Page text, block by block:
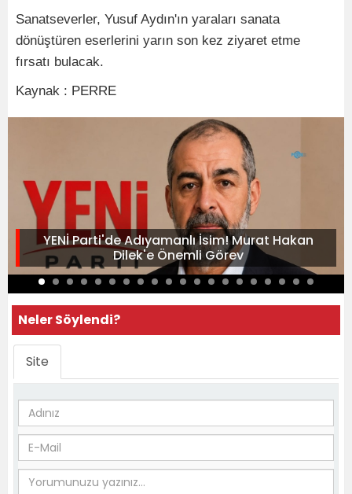
Sanatseverler, Yusuf Aydın'ın yaraları sanata
dönüştüren eserlerini yarın son kez ziyaret etme
fırsatı bulacak.
Kaynak : PERRE
YENİ Parti'de Adıyamanlı İsim! Murat Hakan
Dilek'e Önemli Görev
Neler Söylendi?
Site